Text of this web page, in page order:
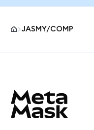
JASMY/COMP